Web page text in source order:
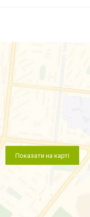
Показати на карті